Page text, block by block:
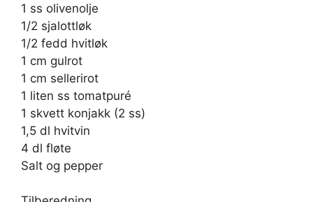
1 ss olivenolje
1/2 sjalottløk
1/2 fedd hvitløk
1 cm gulrot
1 cm sellerirot
1 liten ss tomatpuré
1 skvett konjakk (2 ss)
1,5 dl hvitvin
4 dl fløte
Salt og pepper